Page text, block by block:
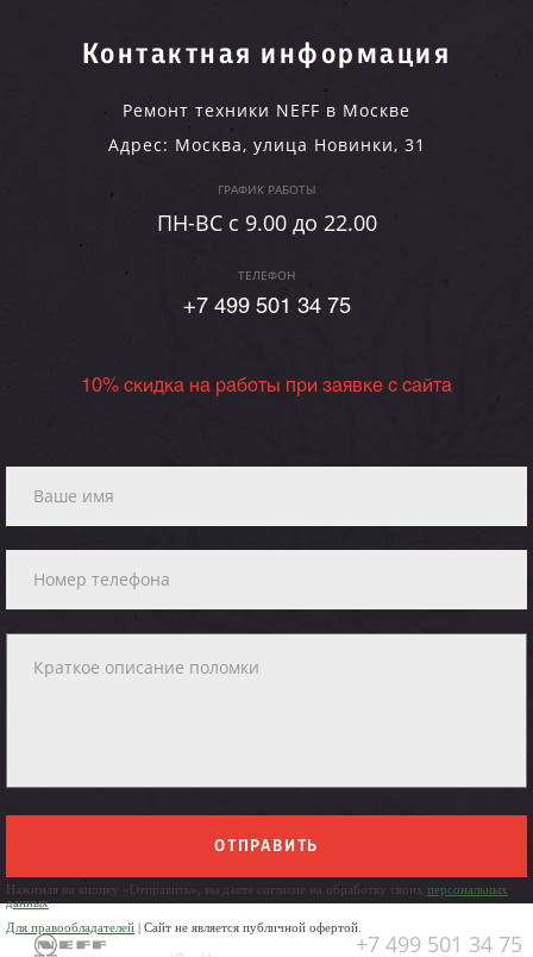
Контактная информация
Ремонт техники NEFF в Москве
Адрес: Москва, улица Новинки, 31
ГРАФИК РАБОТЫ
ПН-ВC c 9.00 до 22.00
ТЕЛЕФОН
+7 499 501 34 75
10% скидка на работы при заявке с сайта
ОТПРАВИТЬ
Нажимая на кнопку «Отправить», вы даете согласие на обработку своих персональных
данных
Для правообладателей | Сайт не является публичной офертой.
+7 499 501 34 75